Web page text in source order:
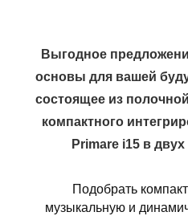
Выгодное
основы для вашей
состоящее из
компактного
Primare i15 в
Подобрать
музыкальную и